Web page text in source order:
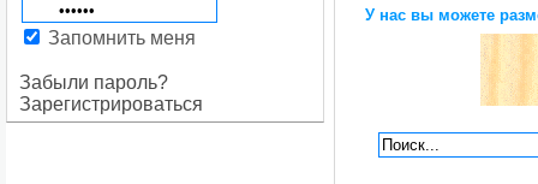
Запомнить меня
Забыли пароль?
Зарегистрироваться
У нас вы можете